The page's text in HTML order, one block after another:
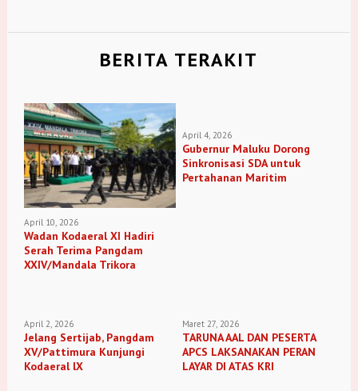
BERITA TERAKIT
April 10, 2026
Wadan Kodaeral XI Hadiri
Serah Terima Pangdam
XXIV/Mandala Trikora
April 4, 2026
Gubernur Maluku Dorong
Sinkronisasi SDA untuk
Pertahanan Maritim
April 2, 2026
Jelang Sertijab, Pangdam
XV/Pattimura Kunjungi
Kodaeral lX
Maret 27, 2026
TARUNA AAL DAN PESERTA
APCS LAKSANAKAN PERAN
LAYAR DI ATAS KRI